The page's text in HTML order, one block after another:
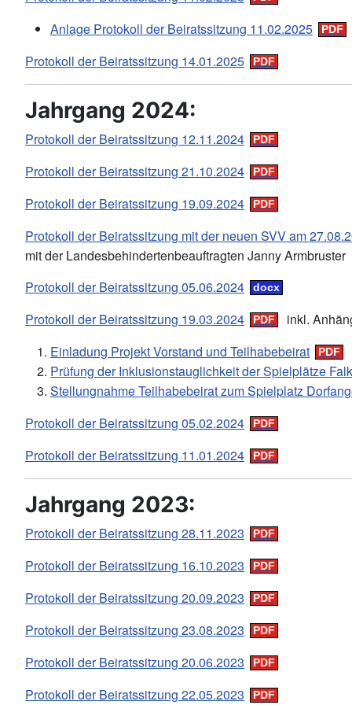
Anlage Protokoll der Beiratssitzung 11.02.2025
Protokoll der Beiratssitzung 14.01.2025
Jahrgang 2024:
Protokoll der Beiratssitzung 12.11.2024
Protokoll der Beiratssitzung 21.10.2024
Protokoll der Beiratssitzung 19.09.2024
Protokoll der Beiratssitzung mit der neuen SVV am
mit der Landesbehindertenbeauftragten Janny Armbruster
Protokoll der Beiratssitzung 05.06.2024
Protokoll der Beiratssitzung 19.03.2024
inkl.
Einladung Projekt Vorstand und Teilhabebeirat
Prüfung der Inklusionstauglichkeit der Spielplätze
Stellungnahme Teilhabebeirat zum Spielplatz
Protokoll der Beiratssitzung 05.02.2024
Protokoll der Beiratssitzung 11.01.2024
Jahrgang 2023:
Protokoll der Beiratssitzung 28.11.2023
Protokoll der Beiratssitzung 16.10.2023
Protokoll der Beiratssitzung 20.09.2023
Protokoll der Beiratssitzung 23.08.2023
Protokoll der Beiratssitzung 20.06.2023
Protokoll der Beiratssitzung 22.05.2023